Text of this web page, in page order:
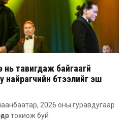
нь тавигдаж байгаагүй
бүтээлийг эш
2026 оны гуравдугаар
тохиож буй